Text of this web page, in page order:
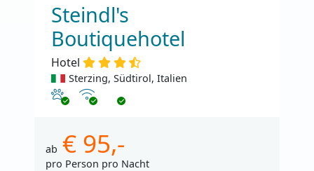
Steindl's
Boutiquehotel
Hotel
Sterzing, Südtirol, Italien
Haustiere erlaubt
Internet
ab € 95,-
pro Person pro Nacht